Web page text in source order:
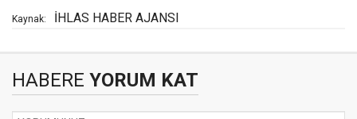
Kaynak: İHLAS HABER AJANSI
HABERE YORUM KAT